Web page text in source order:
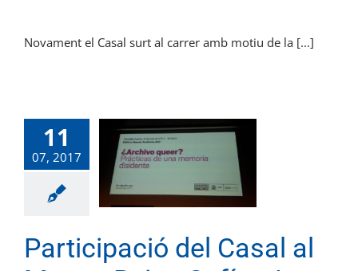
Novament el Casal surt al carrer amb motiu de la [...]
11
07, 2017
Participació del Casal al